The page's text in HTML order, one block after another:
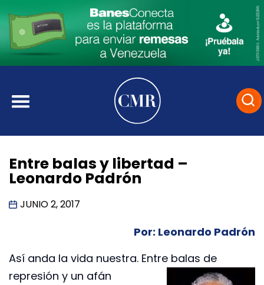
Entre balas y libertad –
Leonardo Padrón
JUNIO 2, 2017
Por: Leonardo Padrón
Así anda la vida nuestra. Entre balas de
represión y un afán